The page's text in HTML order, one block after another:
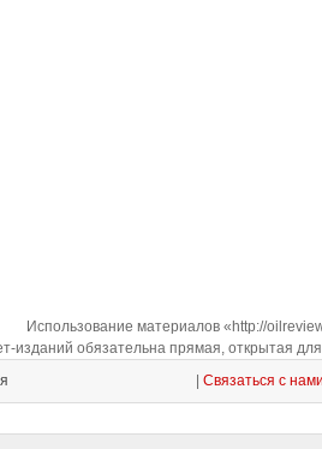
Использование материалов «http://
изданий обязательна прямая, открытая
Связаться с